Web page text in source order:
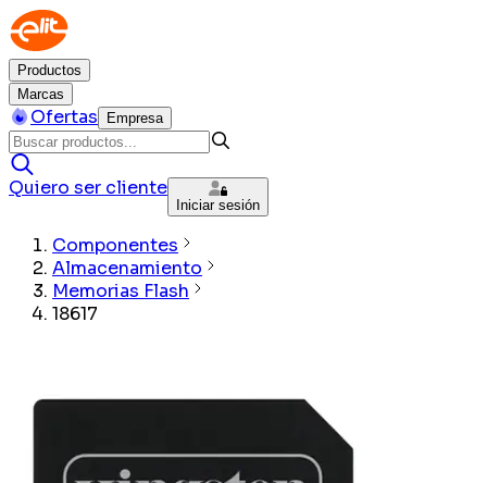
Productos
Marcas
Ofertas Empresa
Quiero ser cliente
Iniciar sesión
Componentes
Almacenamiento
Memorias Flash
18617